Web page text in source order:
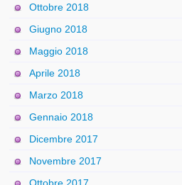
Ottobre 2018
Giugno 2018
Maggio 2018
Aprile 2018
Marzo 2018
Gennaio 2018
Dicembre 2017
Novembre 2017
Ottobre 2017